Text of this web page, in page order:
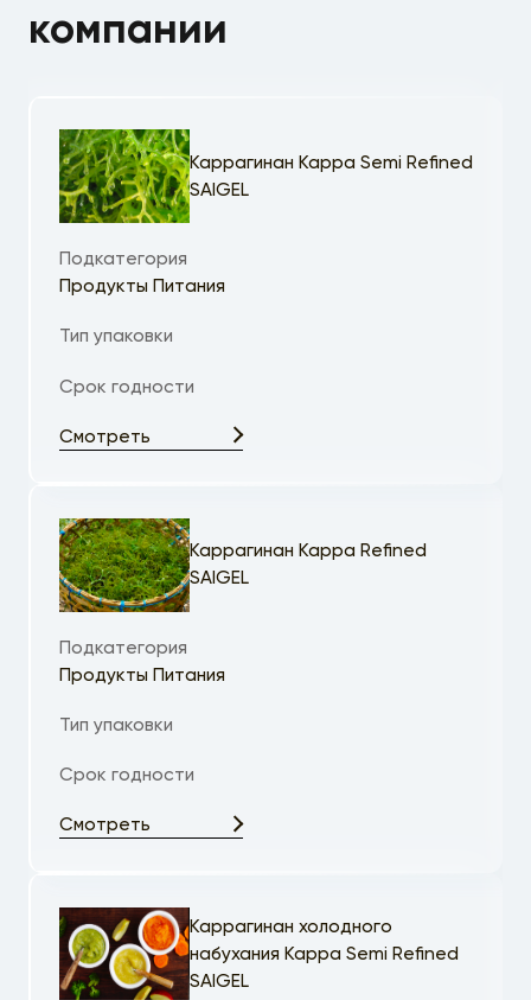
компании
Каррагинан Kappa Semi Refined
SAIGEL
Подкатегория
Продукты Питания
Тип упаковки
Срок годности
Смотреть
Каррагинан Kappa Refined
SAIGEL
Подкатегория
Продукты Питания
Тип упаковки
Срок годности
Смотреть
Каррагинан холодного
набухания Kappa Semi Refined
SAIGEL